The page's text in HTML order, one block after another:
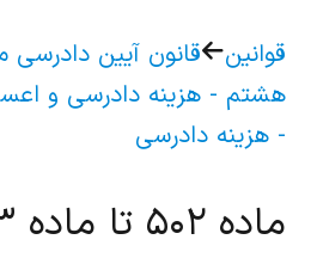
قوانین قانون آیین دادرسی
هشتم - هزینه دادرسی و
- هزینه دادرسی
ماده ۵۰۲ تا ماده ۵۰۳